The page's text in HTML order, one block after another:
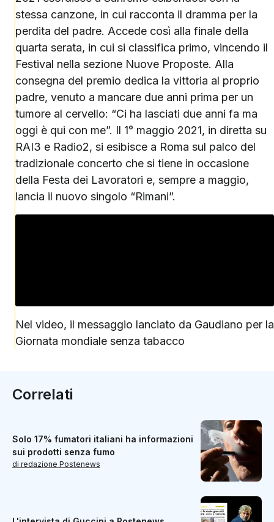
stessa canzone, in cui racconta il dramma per la
perdita del padre. Accede così alla finale della
quarta serata, in cui si classifica primo, vincendo il
Festival nella sezione Nuove Proposte. Alla
consegna del premio dedica la vittoria al proprio
padre, venuto a mancare due anni prima per un
tumore al cervello: “Ci ha lasciati due anni fa ma
oggi è qui con me”. Il 1° maggio 2021, in diretta su
RAI3 e Radio2, si esibisce a Roma sul palco del
tradizionale concerto che si tiene in occasione
della Festa dei Lavoratori e, sempre a maggio,
lancia il nuovo singolo “Rimani”.
Nel video, il messaggio lanciato da Gaudiano per la
Giornata mondiale senza tabacco
Correlati
Solo 17% fumatori italiani ha informazioni
sui prodotti senza fumo
di redazione Postenews